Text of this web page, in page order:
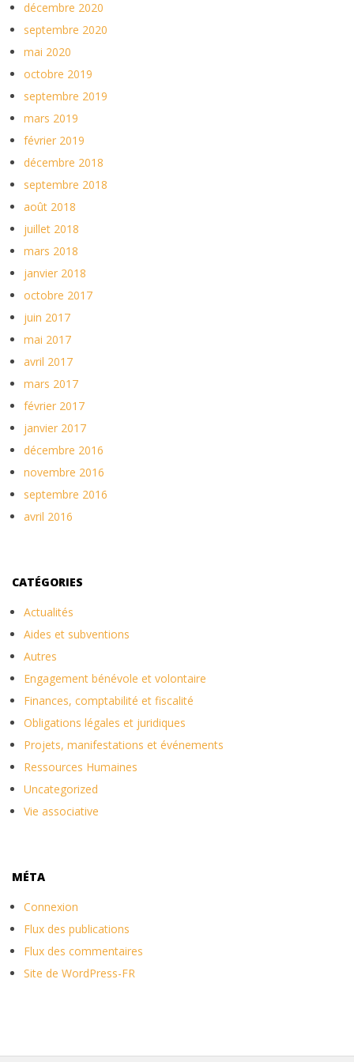
décembre 2020
septembre 2020
mai 2020
octobre 2019
septembre 2019
mars 2019
février 2019
décembre 2018
septembre 2018
août 2018
juillet 2018
mars 2018
janvier 2018
octobre 2017
juin 2017
mai 2017
avril 2017
mars 2017
février 2017
janvier 2017
décembre 2016
novembre 2016
septembre 2016
avril 2016
CATÉGORIES
Actualités
Aides et subventions
Autres
Engagement bénévole et volontaire
Finances, comptabilité et fiscalité
Obligations légales et juridiques
Projets, manifestations et événements
Ressources Humaines
Uncategorized
Vie associative
MÉTA
Connexion
Flux des publications
Flux des commentaires
Site de WordPress-FR